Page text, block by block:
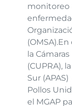
monitoreo
(OMSA).En
la
(CUPRA),
Sur
Pollos
el MGAP